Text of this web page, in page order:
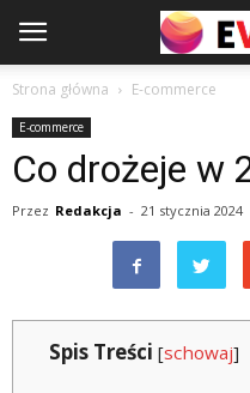
Strona główna E-commerce
E-commerce
Co drożeje w
Przez Redakcja - 21 stycznia 2024
Spis Treści [schowaj]